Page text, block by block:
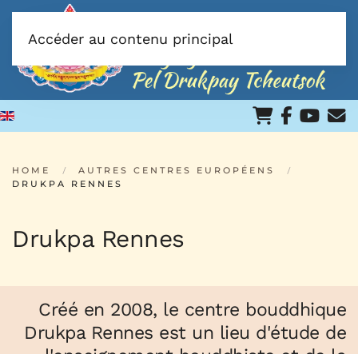
Accéder au contenu principal
HOME
AUTRES CENTRES EUROPÉENS
DRUKPA RENNES
Drukpa Rennes
Créé en 2008, le centre bouddhique
Drukpa Rennes est un lieu d'étude de